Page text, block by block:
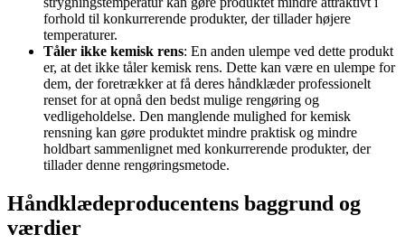
forhold til konkurrerende produkter, der tillader højere
temperaturer.
Tåler ikke kemisk rens: En anden ulempe ved dette produkt
er, at det ikke tåler kemisk rens. Dette kan være en ulempe for
dem, der foretrækker at få deres håndklæder professionelt
renset for at opnå den bedst mulige rengøring og
vedligeholdelse. Den manglende mulighed for kemisk
rensning kan gøre produktet mindre praktisk og mindre
holdbart sammenlignet med konkurrerende produkter, der
tillader denne rengøringsmetode.
Håndklædeproducentens baggrund og
værdier